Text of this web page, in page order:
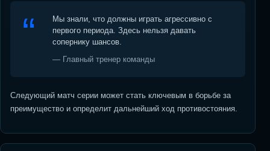
Мы знали, что должны играть агрессивно с
первого периода. Здесь нельзя давать
сопернику шансов.
— Главный тренер команды
Следующий матч серии может стать ключевым в борьбе за
преимущество и определит дальнейший ход противостояния.